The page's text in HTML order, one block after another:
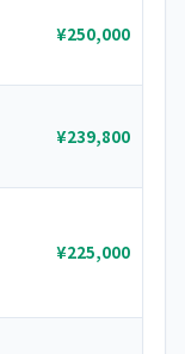
¥250,000
¥239,800
¥225,000